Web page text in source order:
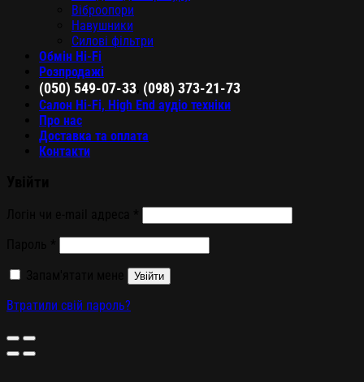
Віброопори
Навушники
Силові фільтри
Обмін Hi-Fi
Розпродажі
(050) 549-07-33 (098) 373-21-73
Салон Hi-Fi, High End аудіо техніки
Про нас
Доставка та оплата
Контакти
Увійти
Втратили свій пароль?